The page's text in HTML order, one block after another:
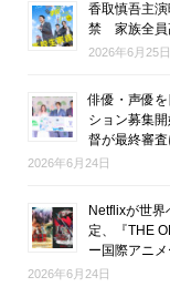
香取慎吾主
禁 家族全員
2026年6月25日
俳優・声優
ション募集
督が最終審
2026年6月24日
Netflixが世
定、『THE
ー国際アニ
2026年6月24日